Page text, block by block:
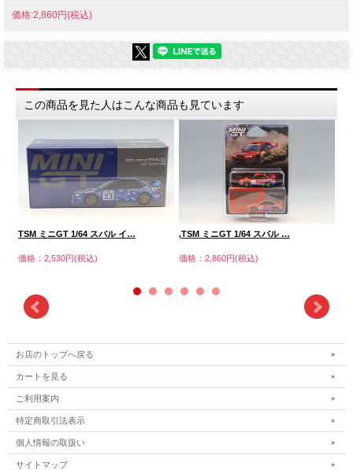
価格:2,860円(税込)
この商品を見た人はこんな商品も見ています
TSM ミニGT 1/64 スバル イ…
価格：2,530円(税込)
,TSM ミニGT 1/64 スバル …
価格：2,860円(税込)
お店のトップへ戻る
カートを見る
ご利用案内
特定商取引法表示
個人情報の取扱い
サイトマップ